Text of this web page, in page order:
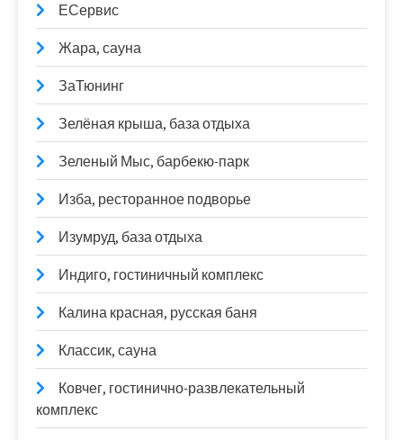
ЕСервис
Жара, сауна
ЗаТюнинг
Зелёная крыша, база отдыха
Зеленый Мыс, барбекю-парк
Изба, ресторанное подворье
Изумруд, база отдыха
Индиго, гостиничный комплекс
Калина красная, русская баня
Классик, сауна
Ковчег, гостинично-развлекательный
комплекс